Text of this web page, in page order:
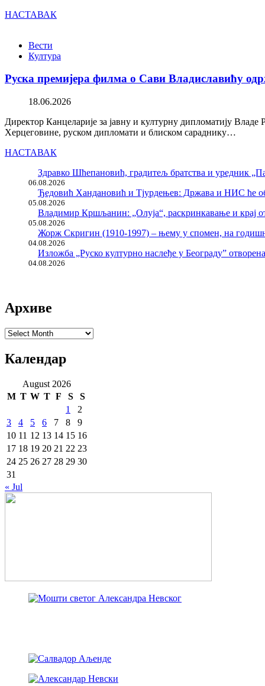
НАСТАВАК
Вести
Култура
Руска премијера филма о Сави Владиславићу
18.06.2026
Директор Канцеларије за јавну и културну дипломатију
Херцеговине, руском дипломати и блиском сараднику…
НАСТАВАК
Здравко Шћепановић, градитељ братства и уредник
06.08.2026
Ђедовић Хандановић и Тјурдењев: Држава и НИС ће
05.08.2026
Владимир Кршљанин: „Олуја“, раскринкавање и крај
05.08.2026
Жорж Скригин (1910-1997) – њему у спомен, на
04.08.2026
Изложба „Руско културно наслеђе у Београду”
04.08.2026
Архиве
Архиве
Календар
August 2026
M T W T F S
S
1
2
3
4 5 6 7 8
9
10 11 12 13 14 15 16
17 18 19 20 21 22 23
24 25 26 27 28 29 30
31
« Jul